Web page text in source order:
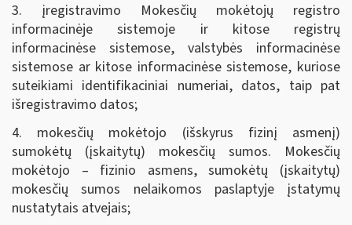
3. įregistravimo Mokesčių mokėtojų registro
informacinėje sistemoje ir kitose registrų
informacinėse sistemose, valstybės informacinėse
sistemose ar kitose informacinėse sistemose, kuriose
suteikiami identifikaciniai numeriai, datos, taip pat
išregistravimo datos;
4. mokesčių mokėtojo (išskyrus fizinį asmenį)
sumokėtų (įskaitytų) mokesčių sumos. Mokesčių
mokėtojo – fizinio asmens, sumokėtų (įskaitytų)
mokesčių sumos nelaikomos paslaptyje įstatymų
nustatytais atvejais;